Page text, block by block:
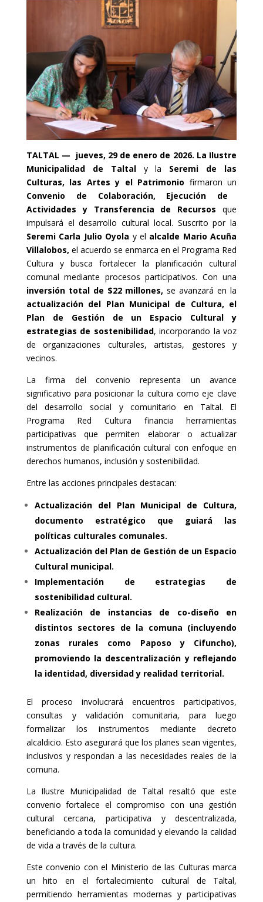
TALTAL — jueves, 29 de enero de 2026. La Ilustre
Municipalidad de Taltaly la Seremi de las
Culturas, las Artes y el Patrimonio firmaron un
Convenio de Colaboración, Ejecución de
Actividades y Transferencia de Recursos que
impulsará el desarrollo cultural local. Suscrito por la
Seremi Carla Julio Oyola y el alcalde Mario Acuña
Villalobos, el acuerdo se enmarca en el Programa Red
Cultura y busca fortalecer la planificación cultural
comunal mediante procesos participativos. Con una
inversión total de $22 millones, se avanzará en la
actualización del Plan Municipal de Cultura, el
Plan de Gestión de un Espacio Cultural y
estrategias de sostenibilidad, incorporando la voz
de organizaciones culturales, artistas, gestores y
vecinos.
La firma del convenio representa un avance
significativo para posicionar la cultura como eje clave
del desarrollo social y comunitario en Taltal. El
Programa Red Cultura financia herramientas
participativas que permiten elaborar o actualizar
instrumentos de planificación cultural con enfoque en
derechos humanos, inclusión y sostenibilidad.
Entre las acciones principales destacan:
Actualización del Plan Municipal de Cultura,
documento estratégico que guiará las
políticas culturales comunales.
Actualización del Plan de Gestión de un Espacio
Cultural municipal.
Implementación de estrategias de
sostenibilidad cultural.
Realización de instancias de co-diseño en
distintos sectores de la comuna (incluyendo
zonas rurales como Paposo y Cifuncho),
promoviendo la descentralización y reflejando
la identidad, diversidad y realidad territorial.
El proceso involucrará encuentros participativos,
consultas y validación comunitaria, para luego
formalizar los instrumentos mediante decreto
alcaldicio. Esto asegurará que los planes sean vigentes,
inclusivos y respondan a las necesidades reales de la
comuna.
La Ilustre Municipalidad de Taltal resaltó que este
convenio fortalece el compromiso con una gestión
cultural cercana, participativa y descentralizada,
beneficiando a toda la comunidad y elevando la calidad
de vida a través de la cultura.
Este convenio con el Ministerio de las Culturas marca
un hito en el fortalecimiento cultural de Taltal,
permitiendo herramientas modernas y participativas